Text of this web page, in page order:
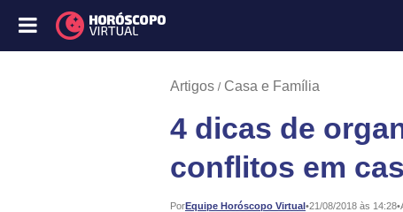
Artigos Casa e Família
4 dicas de
conflitos em
PorEquipe Horóscopo Virtual•
Publicado: 21/08/2018 às 14:28•